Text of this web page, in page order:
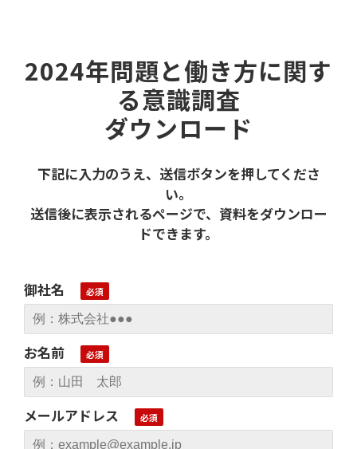
2024年問題と働き方に関す
る意識調査
ダウンロード
下記に入力のうえ、送信ボタンを押してくださ
い。
送信後に表示されるページで、資料をダウンロー
ドできます。
御社名
お名前
メールアドレス